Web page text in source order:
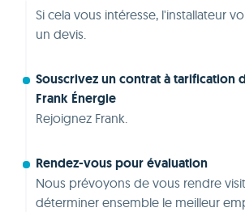
Si cela vous intéresse, l'installateur
un devis.
Souscrivez un contrat à tarification
Frank Énergie
Rejoignez Frank.
Rendez-vous pour évaluation
Nous prévoyons de vous rendre
déterminer ensemble le meilleur